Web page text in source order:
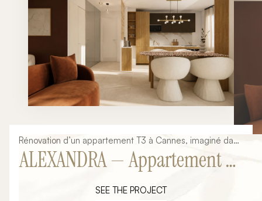
Rénovation d’un appartement T3 à Cannes, imaginé dans
une ambiance méditerranéenne contemporaine,
chaleureuse et audacieuse.
ALEXANDRA — Appartement T3
à Cannes
SEE THE PROJECT